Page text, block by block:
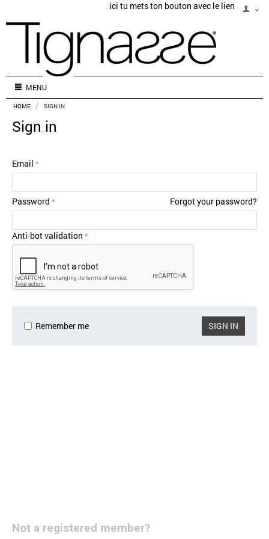
ici tu mets ton bouton avec le lien
MENU
HOME / SIGN IN
Sign in
Email
Password Forgot your password?
Anti-bot validation
SIGN IN
Remember me
Not a registered member?